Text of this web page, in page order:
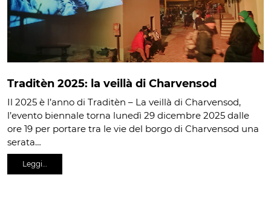
Traditèn 2025: la veillà di Charvensod
Il 2025 è l’anno di Traditèn – La veillà di Charvensod,
l’evento biennale torna lunedì 29 dicembre 2025 dalle
ore 19 per portare tra le vie del borgo di Charvensod una
serata…
Leggi…